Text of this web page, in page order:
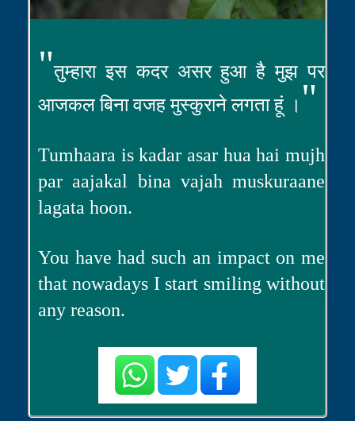
"तुम्हारा इस कदर असर हुआ है मुझ पर
आजकल बिना वजह मुस्कुराने लगता हूं । "
Tumhaara is kadar asar hua hai mujh
par aajakal bina vajah muskuraane
lagata hoon.
You have had such an impact on me
that nowadays I start smiling without
any reason.